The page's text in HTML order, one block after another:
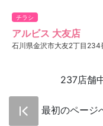
チラシ
アルビス 大友店
石川県金沢市大友2丁目234
237店舗
最初のページ